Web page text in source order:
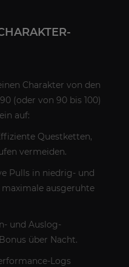
Charakter von den
(oder von 90 bis 100)
auf:
Questketten,
vermeiden.
Pulls in niedrig- und
ausgeruhte
und Auslog-
über Nacht.
Logs